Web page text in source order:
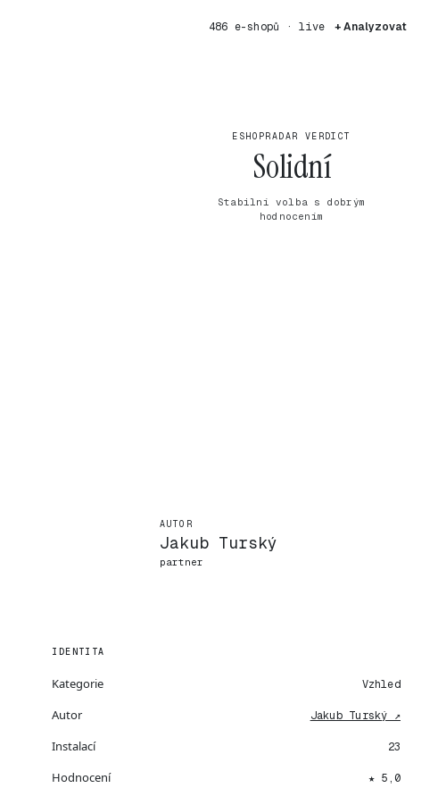
486 e-shopů · live + Analyzovat
ESHOPRADAR VERDICT
Solidní
Stabilní volba s dobrým
hodnocením
AUTOR
Jakub Turský
partner
IDENTITA
Kategorie Vzhled
Autor Jakub Turský ↗
Instalací 23
Hodnocení ★ 5,0